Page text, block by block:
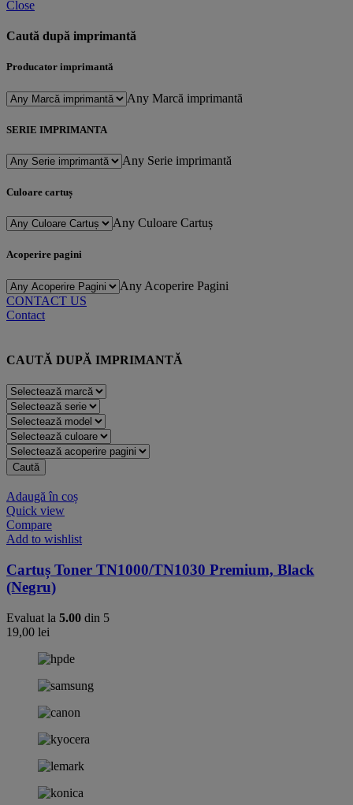
Close
Caută după imprimantă
Producator imprimantă
Any Marcă imprimantă
SERIE IMPRIMANTA
Any Serie imprimantă
Culoare cartuș
Any Culoare Cartuș
Acoperire pagini
Any Acoperire Pagini
CONTACT US
Contact
CAUTĂ DUPĂ IMPRIMANTĂ
Caută
Adaugă în coș
Quick view
Compare
Add to wishlist
Cartuș Toner TN1000/TN1030 Premium, Black
(Negru)
Evaluat la 5.00 din 5
19,00 lei